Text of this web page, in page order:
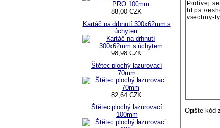
Opište kód
88,00 CZK
Kartáč na drhnutí 300x62mm s
úchytem
98,98 CZK
Štětec plochý lazurovací
70mm
82,64 CZK
Štětec plochý lazurovací
100mm